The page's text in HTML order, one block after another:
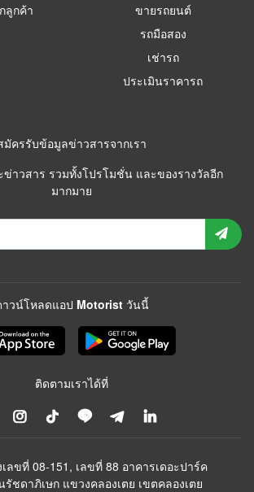
ลูกค้า
ขายรถยนต์
รถมือสอง
เช่ารถ
ประเมินราคารถ
มัครรับข้อมูลข่าวสารจากเรา
าวสาร รวมทั้งโปรโมชั่น และของรางวัลอีก
มากมาย
าวน์โหลดแอป Motorist วันนี้
ติดตามเราได้ที่
ลขที่ 08-151, เลขที่ 88 อาคารเดอะปาร์ค
รัชดาภิเษก แขวงคลองเตย เขตคลองเตย